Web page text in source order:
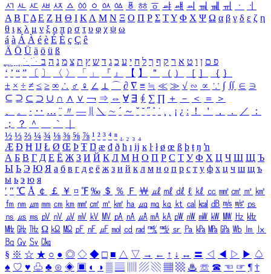
ㅺ ㅻ ㅼ ㅽ ㅾ ㅿ ㆀ ㆁ ㆂ ㆃ ㆄ ㆅ ㆆ ㆇ ㆈ ㆉ ㆊ ㆋ ㆌ ㆍ
ㆎ
Α Β ΓΔ Ε Ζ Η Θ Ι ΚΛ Μ Ν Ξ Ο Π Ρ Σ ΤΥ Φ Χ Ψ Ω α β γ δ ε ζ η
θ ι κ λ μ ν ξ ο π ρ σ τ υ φ χ ψ ω
á à Á À é è É È ç Ç ê
Ä Ö Ü ä ö ü ß
ִֶֹ ֻּ ׁׂ פ ם ן ו ט א ר ק ף ך ל ח י ע כ ג ד ש ץ ת צ מ נ ה ב
‘ ’ “ ” 〔 〕 〈 〉 「 」 『 』 【 】 ＂ （ ） ［ ］ ｛ ｝
± × ÷ ≠ ≤ ≥ ∞ ∴ ♂ ♀ ∠ ⊥ ⌒ ∂ ∇ ≡ ≒ ≪ ≫ √ ∽ ∝ ∵ ∫ ∬ ∈ ∋
⊆ ⊇ ⊂ ⊃ ∪ ∩ ∧ ∨ ￢ ⇒ ⇔ ∀ ∃ ∮ ∑ ∏ ＋ － ＜ ＝
＞
、
。 · ‥ … ¨ 〃 ― ＼ ∼ ´ ～ ˇ ˘ ˝ ˚ ˙ ¸ ¡ ¿ ː ！ ＇ ， ． ／
：
；
？ ＾ ｀
½ ⅓ ⅔ ¼ ¾ ⅛ ⅜ ⅝ ⅞ ¹ ² ³ ⁴ ⁿ ₁ ₂ ₃ ₄
Æ Ð Ħ Ĳ Ł Ø Œ Þ Ŧ Ŋ æ đ ð ħ ı ĳ ĸ ŀ ł ø œ ß þ ŧ ŋ ŉ
А Б В Г Д Е Ё Ж З И Й К Л М Н О П Р С Т У Ф Х Ц Ч Ш Щ Ъ
Ы Ь Э Ю Я а б в г д е ё ж з и й к л м н о п р с т у ф х ц ч ш щ ъ
ы ь э ю я
′ ″ ℃ Å ￠ ￡ ￥ ¤ ℉ ‰ ＄ ％ Ｆ ￦ ㎕ ㎖ ㎗ ℓ ㎘ ㏄ ㎣ ㎤ ㎥ ㎦
㎙ ㎚ ㎛ ㎜ ㎝ ㎞ ㎟ ㎠ ㎡ ㎢ ㏊ ㎍ ㎎ ㎏ ㏏ ㎈ ㎉ ㏈ ㎧ ㎨ ㎰
㎱ ㎲ ㎳ ㎴ ㎵ ㎶ ㎷ ㎸ ㎹ ㎀ ㎁ ㎂ ㎃ ㎄ ㎺ ㎻ ㎽ ㎾ ㎿ ㎐ ㎑
㎒ ㎓ ㎔ Ω ㏀ ㏁ ㎊ ㎋ ㎌ ㏖ ㏅ ㎭ ㎮ ㎯ ㏛ ㎩ ㎪ ㎫ ㎬ ㏝ ㏐
㏓
㏃ ㏉ ㏜ ㏆
§ ※ ☆ ★ ○ ● ◎ ◇ ◆ □ ■ △ ▽ → ← ↑ ↓ ↔ 〓 ◁ ◀ ▷ ▶ ♤
♠ ♡ ♥ ♧ ♣ ⊙ ◈ ▣ ◐ ◑ ▒ ▤ ▨ ▧ ▦ ▩ ♨ ☏ ☎ ☜ ☞ ¶ †